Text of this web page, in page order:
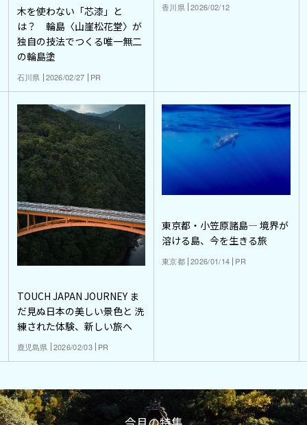
木を使わない「芯漆」と
は？ 輪島〈山崖松花堂〉が
独自の技法でつくる唯一無二
の輪島塗
石川県 2026/02/27 PR
香川県 2026/02/12
TOUCH JAPAN JOURNEY ま
だ見ぬ日本の美しい景色と 洗
練された体験、新しい旅へ
鹿児島県 2026/02/03 PR
東京都・小笠原諸島― 境界が
溶ける島、今を生きる旅
東京都 2026/01/14 PR